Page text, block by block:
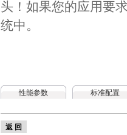
头！如果您的应用要
统中。
性能参数 标准配置
返 回